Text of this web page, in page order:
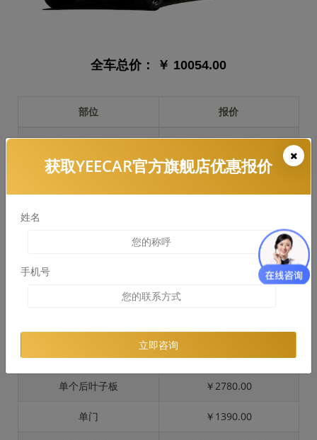
全车总价： ￥ 10054.00
部位 报价
前保险杠 ￥2174.00
引擎盖 ￥2475.00
车顶 ￥1325.00
单个后叶子板 ￥2780.00
单门 ￥1390.00
获取YEECAR官方旗舰店优惠报价
姓名
手机号
立即咨询